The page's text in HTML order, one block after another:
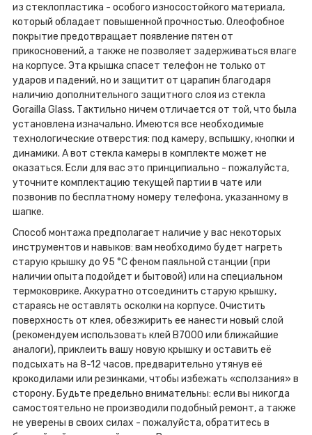
из стеклопластика - особого износостойкого материала,
который обладает повышенной прочностью. Олеофобное
покрытие предотвращает появление пятен от
прикосновений, а также не позволяет задерживаться влаге
на корпусе. Эта крышка спасет телефон не только от
ударов и падений, но и защитит от царапин благодаря
наличию дополнительного защитного слоя из стекла
Gorailla Glass. Тактильно ничем отличается от той, что была
установлена изначально. Имеются все необходимые
технологические отверстия: под камеру, вспышку, кнопки и
динамики. А вот стекла камеры в комплекте может не
оказаться. Если для вас это принципиально - пожалуйста,
уточните комплектацию текущей партии в чате или
позвонив по бесплатному номеру телефона, указанному в
шапке.
Способ монтажа предполагает наличие у вас некоторых
инструментов и навыков: вам необходимо будет нагреть
старую крышку до 95 °C феном паяльной станции (при
наличии опыта подойдет и бытовой) или на специальном
термоковрике. Аккуратно отсоединить старую крышку,
стараясь не оставлять осколки на корпусе. Очистить
поверхность от клея, обезжирить ее нанести новый слой
(рекомендуем использовать клей B7000 или ближайшие
аналоги), приклеить вашу новую крышку и оставить её
подсыхать на 8-12 часов, предварительно утянув её
крокодилами или резинками, чтобы избежать «сползания» в
сторону. Будьте предельно внимательны: если вы никогда
самостоятельно не производили подобный ремонт, а также
не уверены в своих силах - пожалуйста, обратитесь в